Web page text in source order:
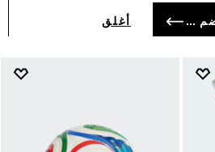
سجل الدخول أو انضم الآن أغلق